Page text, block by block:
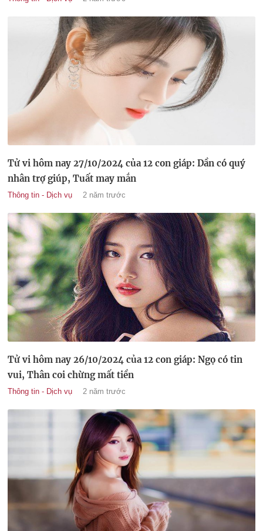
Tử vi hôm nay 27/10/2024 của 12 con giáp: Dần có quý
nhân trợ giúp, Tuất may mắn
Thông tin - Dịch vụ 2 năm trước
Tử vi hôm nay 26/10/2024 của 12 con giáp: Ngọ có tin
vui, Thân coi chừng mất tiền
Thông tin - Dịch vụ 2 năm trước